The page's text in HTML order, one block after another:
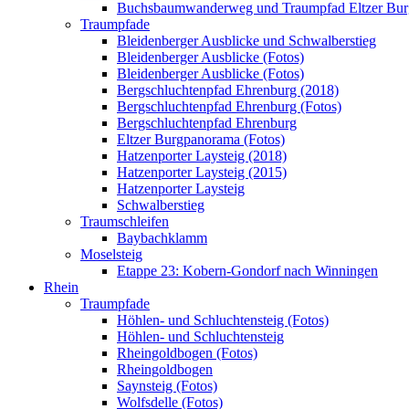
Buchsbaumwanderweg und Traumpfad Eltzer
Traumpfade
Bleidenberger Ausblicke und Schwalberstieg
Bleidenberger Ausblicke (Fotos)
Bleidenberger Ausblicke (Fotos)
Bergschluchtenpfad Ehrenburg (2018)
Bergschluchtenpfad Ehrenburg (Fotos)
Bergschluchtenpfad Ehrenburg
Eltzer Burgpanorama (Fotos)
Hatzenporter Laysteig (2018)
Hatzenporter Laysteig (2015)
Hatzenporter Laysteig
Schwalberstieg
Traumschleifen
Baybachklamm
Moselsteig
Etappe 23: Kobern-Gondorf nach Winningen
Rhein
Traumpfade
Höhlen- und Schluchtensteig (Fotos)
Höhlen- und Schluchtensteig
Rheingoldbogen (Fotos)
Rheingoldbogen
Saynsteig (Fotos)
Wolfsdelle (Fotos)